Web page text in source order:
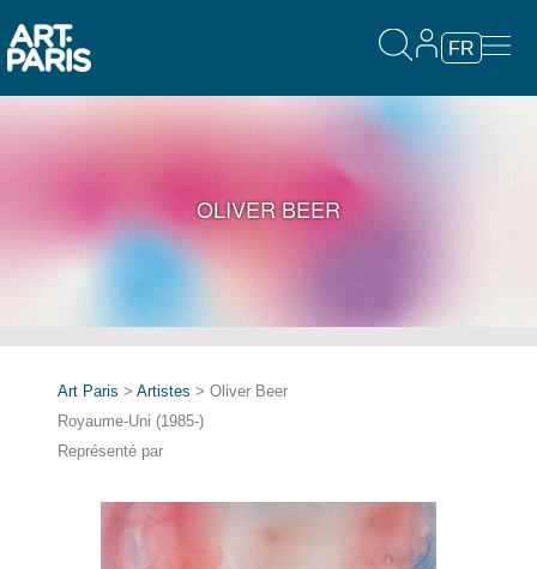
FR
OLIVER BEER
Art Paris > Artistes > Oliver Beer
Royaume-Uni (1985-)
Représenté par